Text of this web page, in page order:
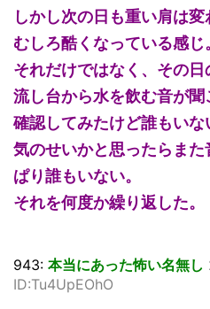
しかし次の日も重い肩は変
むしろ酷くなっている感じ
それだけではなく、その
流し台から水を飲む音が聞
確認してみたけど誰もいな
気のせいかと思ったらま
ぱり誰もいない。
それを何度か繰り返した。
943: 本当にあった怖い名無し
ID:Tu4UpEOhO